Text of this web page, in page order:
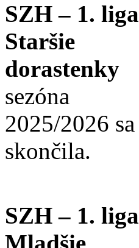
SZH – 1. liga
Staršie
dorastenky
sezóna
2025/2026 sa
skončila.
SZH – 1. liga